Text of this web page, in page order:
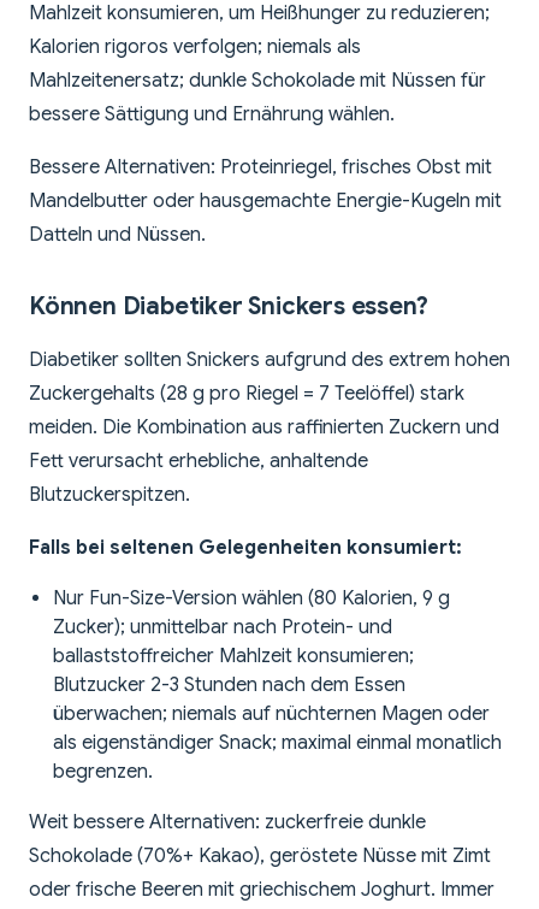
Mahlzeit konsumieren, um Heißhunger zu reduzieren;
Kalorien rigoros verfolgen; niemals als
Mahlzeitenersatz; dunkle Schokolade mit Nüssen für
bessere Sättigung und Ernährung wählen.
Bessere Alternativen: Proteinriegel, frisches Obst mit
Mandelbutter oder hausgemachte Energie-Kugeln mit
Datteln und Nüssen.
Können Diabetiker Snickers essen?
Diabetiker sollten Snickers aufgrund des extrem hohen
Zuckergehalts (28 g pro Riegel = 7 Teelöffel) stark
meiden. Die Kombination aus raffinierten Zuckern und
Fett verursacht erhebliche, anhaltende
Blutzuckerspitzen.
Falls bei seltenen Gelegenheiten konsumiert:
Nur Fun-Size-Version wählen (80 Kalorien, 9 g
Zucker); unmittelbar nach Protein- und
ballaststoffreicher Mahlzeit konsumieren;
Blutzucker 2-3 Stunden nach dem Essen
überwachen; niemals auf nüchternen Magen oder
als eigenständiger Snack; maximal einmal monatlich
begrenzen.
Weit bessere Alternativen: zuckerfreie dunkle
Schokolade (70%+ Kakao), geröstete Nüsse mit Zimt
oder frische Beeren mit griechischem Joghurt. Immer